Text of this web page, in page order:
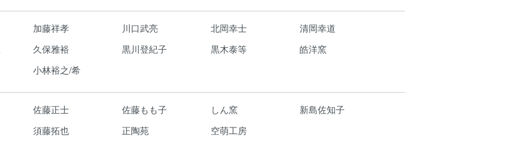
加藤祥孝 川口武亮 北岡幸士
清岡幸道
久保雅裕 黒川登紀子 黒木泰等
皓洋窯
小林裕之/希
佐藤正士 佐藤もも子 しん窯
新島佐知子
須藤拓也 正陶苑 空萌工房